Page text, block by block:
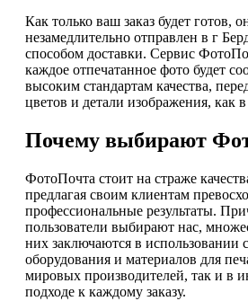
Как только ваш заказ будет готов,
незамедлительно отправлен в г
способом доставки. Сервис
каждое отпечатанное фото будет
высоким стандартам качества,
цветов и детали изображения, как
Почему выбирают
ФотоПочта стоит на страже
предлагая своим клиентам
профессиональные результаты.
пользователи выбирают нас,
них заключаются в использовании
оборудования и материалов для
мировых производителей, так и в
подходе к каждому заказу.